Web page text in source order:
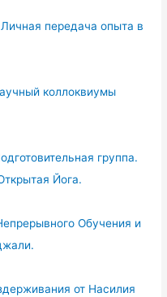
передача опыта в
коллоквиумы
группа.
Йога.
Обучения и
от Насилия